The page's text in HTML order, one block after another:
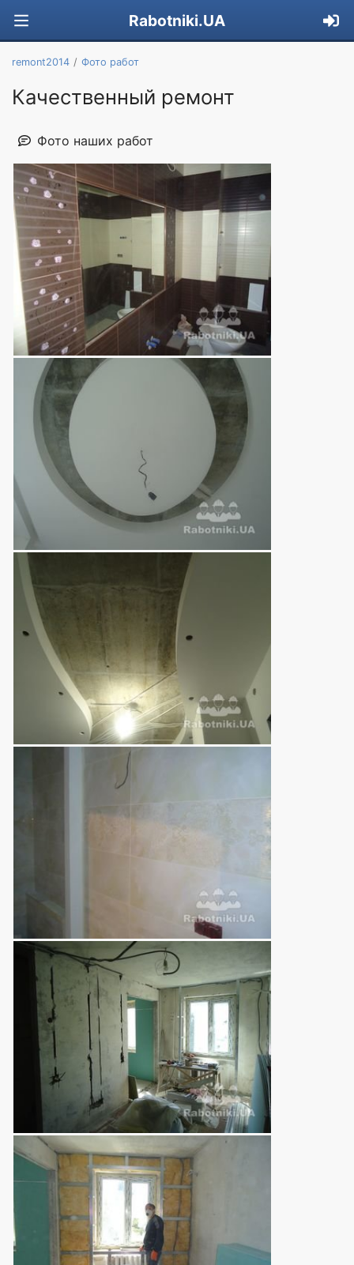
Rabotniki.UA
remont2014 Фото работ
Качественный ремонт
Фото наших работ